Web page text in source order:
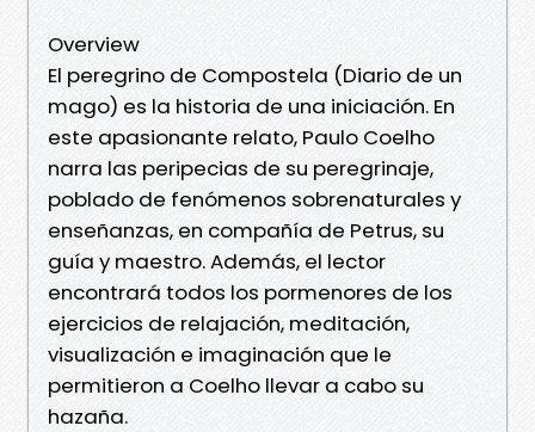
Overview
El peregrino de Compostela (Diario de un
mago) es la historia de una iniciación. En
este apasionante relato, Paulo Coelho
narra las peripecias de su peregrinaje,
poblado de fenómenos sobrenaturales y
enseñanzas, en compañía de Petrus, su
guía y maestro. Además, el lector
encontrará todos los pormenores de los
ejercicios de relajación, meditación,
visualización e imaginación que le
permitieron a Coelho llevar a cabo su
hazaña.